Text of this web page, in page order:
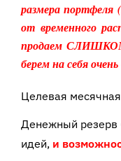
размера портфеля
от временного
продаем
берем на себя
Целевая
Денежный резерв
идей, и